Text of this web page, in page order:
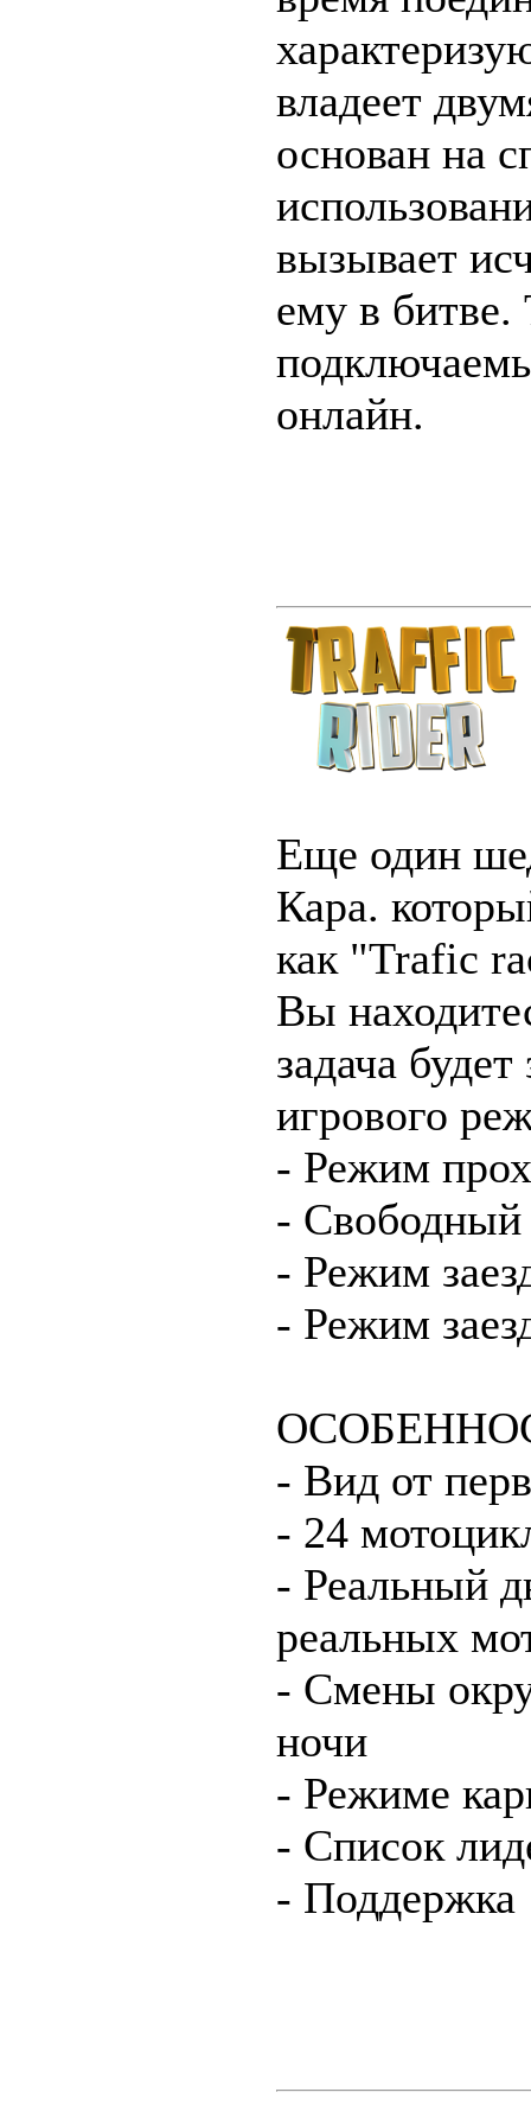
владеет
основан на
вызывает
ему в битве.
онлайн.
Еще один
Кара.
как "Trafic
Вы
задача
игрового
- Режим
- Свободный
- Режим
- Режим
- Вид от
- 24
- Реальный
реальных
- Смены
ночи
- Режиме
- Список
- Поддержка